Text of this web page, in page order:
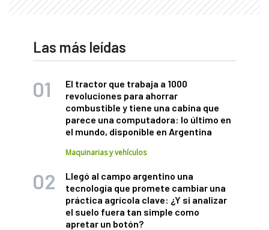
Las más leídas
El tractor que trabaja a 1000
revoluciones para ahorrar
combustible y tiene una cabina que
parece una computadora: lo último en
el mundo, disponible en Argentina
Maquinarias y vehículos
Llegó al campo argentino una
tecnología que promete cambiar una
práctica agrícola clave: ¿Y si analizar
el suelo fuera tan simple como
apretar un botón?